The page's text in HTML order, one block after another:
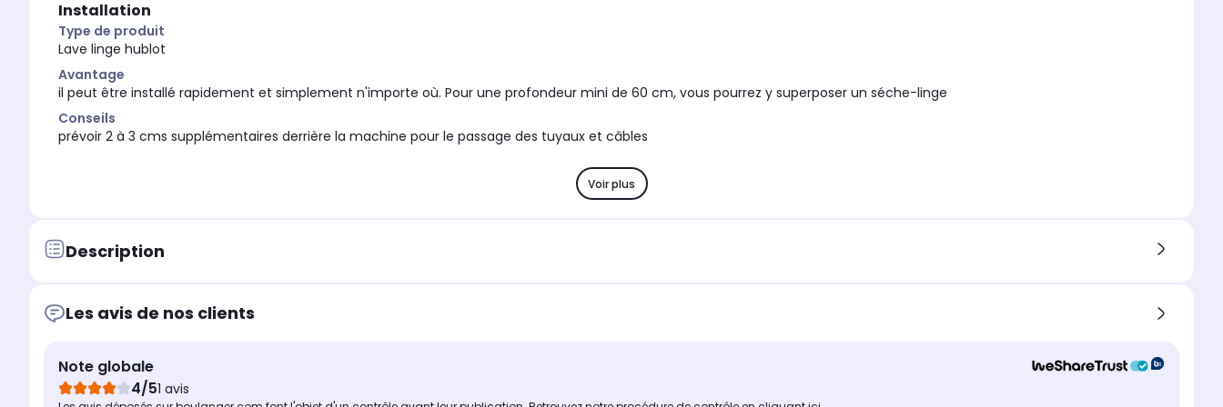
Installation
Type de produit
Lave linge hublot
Avantage
il peut être installé rapidement et simplement n'importe où. Pour une profondeur mini de 60 cm, vous pourrez y superposer un séche-linge
Conseils
prévoir 2 à 3 cms supplémentaires derrière la machine pour le passage des tuyaux et câbles
Voir plus
Description
Les avis de nos clients
Note globale
4/51 avis